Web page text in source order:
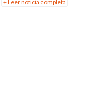
+ Leer noticia completa